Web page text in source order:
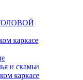
каркасе
и скамьи
каркасе